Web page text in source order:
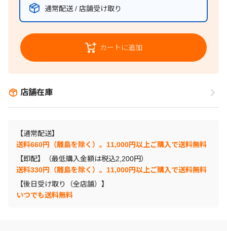
通常配送 / 店舗受け取り
カートに追加
店舗在庫
【通常配送】
送料660円（離島を除く）。11,000円以上ご購入で送料無料
【即配】（最低購入金額は税込2,200円）
送料330円（離島を除く）。11,000円以上ご購入で送料無料
【後日受け取り（全店舗）】
いつでも送料無料